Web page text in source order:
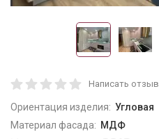
Написать отзыв
Ориентация изделия: Угловая
Материал фасада: МДФ